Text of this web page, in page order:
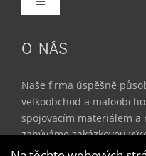
Toggle
Služby
Produkty
O NÁS
Naše firma úspěšně
velkoobchod a
spojovacím materiálem a
zabýváme zakázkovou
kuchyňské linky,